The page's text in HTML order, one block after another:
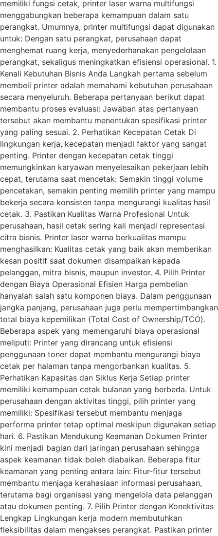
memiliki fungsi cetak, printer laser warna multifungsi
menggabungkan beberapa kemampuan dalam satu
perangkat. Umumnya, printer multifungsi dapat digunakan
untuk: Dengan satu perangkat, perusahaan dapat
menghemat ruang kerja, menyederhanakan pengelolaan
perangkat, sekaligus meningkatkan efisiensi operasional. 1.
Kenali Kebutuhan Bisnis Anda Langkah pertama sebelum
membeli printer adalah memahami kebutuhan perusahaan
secara menyeluruh. Beberapa pertanyaan berikut dapat
membantu proses evaluasi: Jawaban atas pertanyaan
tersebut akan membantu menentukan spesifikasi printer
yang paling sesuai. 2. Perhatikan Kecepatan Cetak Di
lingkungan kerja, kecepatan menjadi faktor yang sangat
penting. Printer dengan kecepatan cetak tinggi
memungkinkan karyawan menyelesaikan pekerjaan lebih
cepat, terutama saat mencetak: Semakin tinggi volume
pencetakan, semakin penting memilih printer yang mampu
bekerja secara konsisten tanpa mengurangi kualitas hasil
cetak. 3. Pastikan Kualitas Warna Profesional Untuk
perusahaan, hasil cetak sering kali menjadi representasi
citra bisnis. Printer laser warna berkualitas mampu
menghasilkan: Kualitas cetak yang baik akan memberikan
kesan positif saat dokumen disampaikan kepada
pelanggan, mitra bisnis, maupun investor. 4. Pilih Printer
dengan Biaya Operasional Efisien Harga pembelian
hanyalah salah satu komponen biaya. Dalam penggunaan
jangka panjang, perusahaan juga perlu mempertimbangkan
total biaya kepemilikan (Total Cost of Ownership/TCO).
Beberapa aspek yang memengaruhi biaya operasional
meliputi: Printer yang dirancang untuk efisiensi
penggunaan toner dapat membantu mengurangi biaya
cetak per halaman tanpa mengorbankan kualitas. 5.
Perhatikan Kapasitas dan Siklus Kerja Setiap printer
memiliki kemampuan cetak bulanan yang berbeda. Untuk
perusahaan dengan aktivitas tinggi, pilih printer yang
memiliki: Spesifikasi tersebut membantu menjaga
performa printer tetap optimal meskipun digunakan setiap
hari. 6. Pastikan Mendukung Keamanan Dokumen Printer
kini menjadi bagian dari jaringan perusahaan sehingga
aspek keamanan tidak boleh diabaikan. Beberapa fitur
keamanan yang penting antara lain: Fitur-fitur tersebut
membantu menjaga kerahasiaan informasi perusahaan,
terutama bagi organisasi yang mengelola data pelanggan
atau dokumen penting. 7. Pilih Printer dengan Konektivitas
Lengkap Lingkungan kerja modern membutuhkan
fleksibilitas dalam mengakses perangkat. Pastikan printer